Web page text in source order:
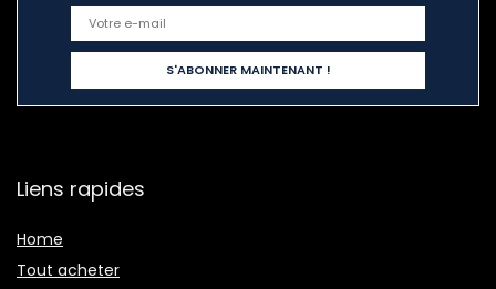
Liens rapides
Home
Tout acheter